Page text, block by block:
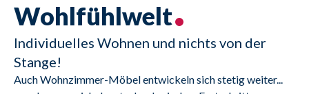
Wohlfühlwelt
Individuelles Wohnen und nichts von der
Stange!
Auch Wohnzimmer-Möbel entwickeln sich stetig weiter...